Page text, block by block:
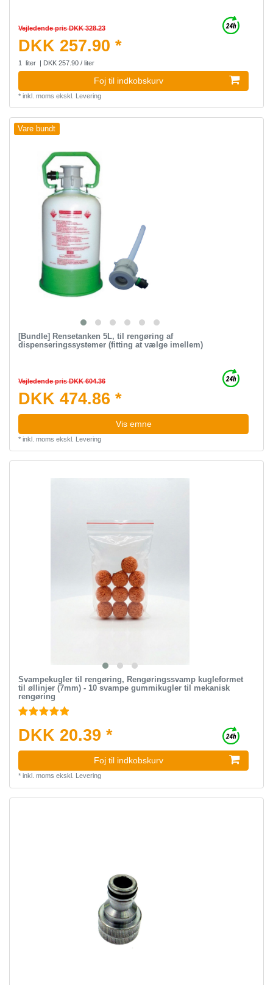
Vejledende pris DKK 328.23
DKK 257.90 *
1 liter | DKK 257.90 / liter
Foj til indkobskurv
* inkl. moms ekskl. Levering
Vare bundt
[Bundle] Rensetanken 5L, til rengøring af
dispenseringssystemer (fitting at vælge imellem)
Vejledende pris DKK 604.36
DKK 474.86 *
Vis emne
* inkl. moms ekskl. Levering
Svampekugler til rengøring, Rengøringssvamp kugleformet
til øllinjer (7mm) - 10 svampe gummikugler til mekanisk
rengøring
DKK 20.39 *
Foj til indkobskurv
* inkl. moms ekskl. Levering